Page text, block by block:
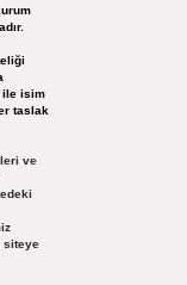
ile isim
taslak
ve
siteye